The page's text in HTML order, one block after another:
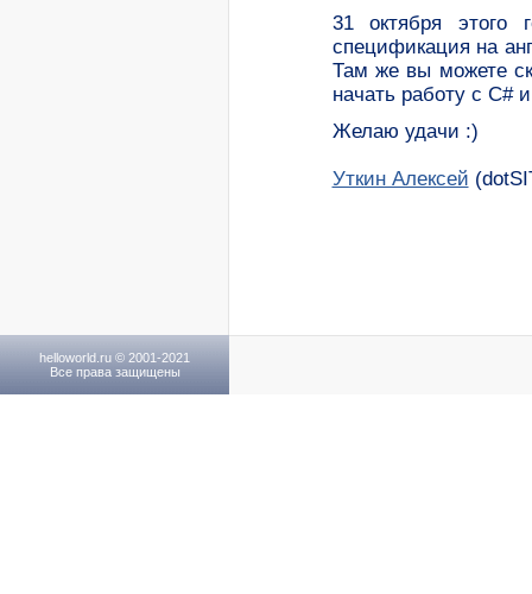
31 октября этого
спецификация на
Там же вы можете
начать работу с C#
Желаю удачи :)
Уткин Алексей
helloworld.ru © 2001-2021
Все права защищены